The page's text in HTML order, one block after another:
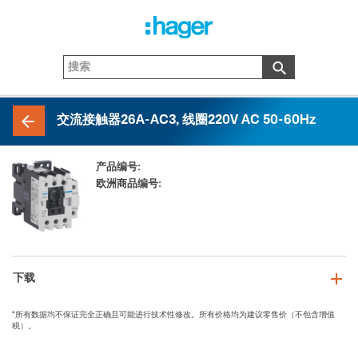
交流接触器26A-AC3, 线圈220V AC 50-60Hz
产品编号:
EW025_C
欧洲商品编号:
3250612237401
下载
*所有数据均不保证完全正确且可能进行技术性修改。所有价格均为建议零售价（不包含增值
税）。